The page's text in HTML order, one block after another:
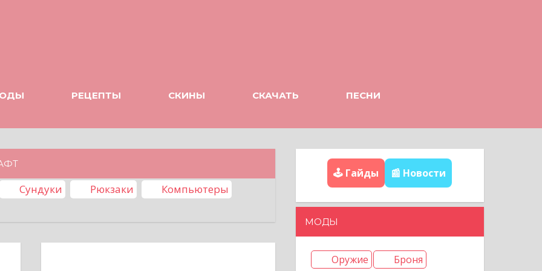
РЕЦЕПТЫ СКИНЫ СКАЧАТЬ ПЕСНИ
Сундуки Рюкзаки Компьютеры
🕹️ Гайды 📰 Новости
МОДЫ
Оружие Броня